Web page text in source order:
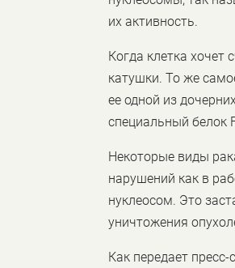
их активность.
Когда клетка хочет
катушки. То же
ее одной из
специальный белок
Некоторые виды
нарушений как в
нуклеосом. Это
уничтожения
Как передает